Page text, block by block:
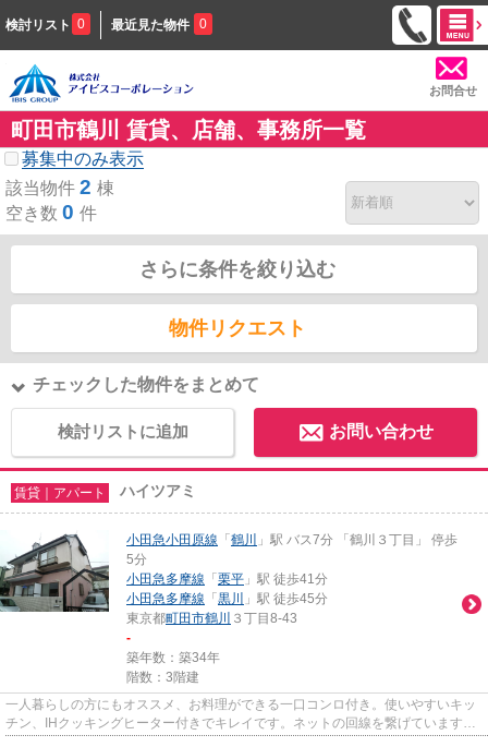
検討リスト 0 最近見た物件 0
お問合せ
町田市鶴川 賃貸、店舗、事務所一覧
募集中のみ表示
該当物件 2 棟
空き数 0 件
さらに条件を絞り込む
物件リクエスト
チェックした物件をまとめて
検討リストに追加 お問い合わせ
賃貸｜アパート ハイツアミ
小田急小田原線 「 鶴川
」駅 バス7分 「鶴川３丁目」 停歩
5分
小田急多摩線 「 栗平 」駅 徒歩41分
小田急多摩線 「 黒川
」駅 徒歩45分
東京都町田市鶴川 ３丁目8-43
-
築年数：築34年
階数：3階建
一人暮らしの方にもオススメ、お料理ができる一口コンロ付き。使いやすいキッ
チン、IHクッキングヒーター付きでキレイです。ネットの回線を繋げていますの